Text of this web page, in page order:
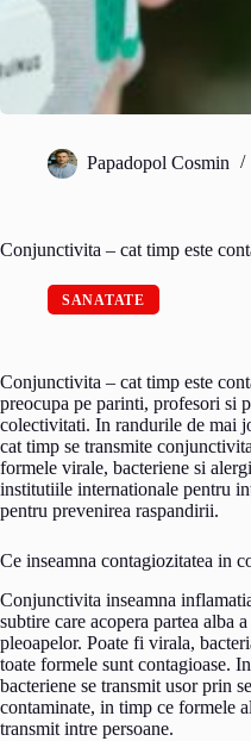
Papadopol Cosmin
Conjunctivita – cat timp este
SANATATE
Conjunctivita – cat timp este
preocupa pe parinti, profesori si
colectivitati. In randurile de mai
cat timp se transmite
formele virale, bacteriene si
institutiile internationale pentru
pentru prevenirea raspandirii.
Ce inseamna contagiozitatea in
Conjunctivita inseamna
subtire care acopera partea alba
pleoapelor. Poate fi virala,
toate formele sunt contagioase.
bacteriene se transmit usor prin
contaminate, in timp ce formele
transmit intre persoane.